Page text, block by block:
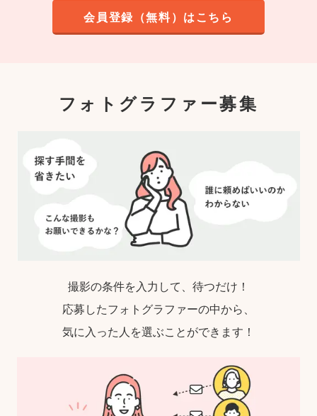
会員登録（無料）はこちら
フォトグラファー募集
撮影の条件を入力して、待つだけ！
応募したフォトグラファーの中から、
気に入った人を選ぶことができます！